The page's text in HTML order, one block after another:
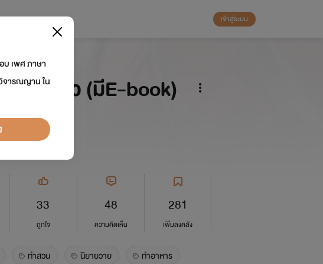
เข้าสู่ระบบ
ท่านแล้ว (มีE-book)
33
ถูกใจ
48
ความคิดเห็น
281
เพิ่มลงคลัง
ทำสวน นิยายวาย ทำอาหาร
บ เพศ ภาษา
จารณญาน ใน